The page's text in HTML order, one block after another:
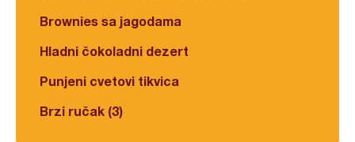
Brownies sa jagodama
Hladni čokoladni dezert
Punjeni cvetovi tikvica
Brzi ručak (3)